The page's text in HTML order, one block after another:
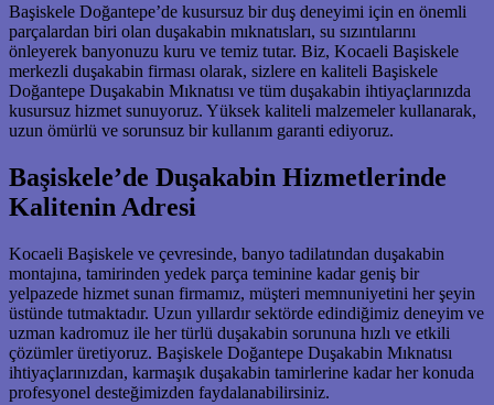
Başiskele Doğantepe’de kusursuz bir duş deneyimi için en önemli
parçalardan biri olan duşakabin mıknatısları, su sızıntılarını
önleyerek banyonuzu kuru ve temiz tutar. Biz, Kocaeli Başiskele
merkezli duşakabin firması olarak, sizlere en kaliteli Başiskele
Doğantepe Duşakabin Mıknatısı ve tüm duşakabin ihtiyaçlarınızda
kusursuz hizmet sunuyoruz. Yüksek kaliteli malzemeler kullanarak,
uzun ömürlü ve sorunsuz bir kullanım garanti ediyoruz.
Başiskele’de Duşakabin Hizmetlerinde
Kalitenin Adresi
Kocaeli Başiskele ve çevresinde, banyo tadilatından duşakabin
montajına, tamirinden yedek parça teminine kadar geniş bir
yelpazede hizmet sunan firmamız, müşteri memnuniyetini her şeyin
üstünde tutmaktadır. Uzun yıllardır sektörde edindiğimiz deneyim ve
uzman kadromuz ile her türlü duşakabin sorununa hızlı ve etkili
çözümler üretiyoruz. Başiskele Doğantepe Duşakabin Mıknatısı
ihtiyaçlarınızdan, karmaşık duşakabin tamirlerine kadar her konuda
profesyonel desteğimizden faydalanabilirsiniz.